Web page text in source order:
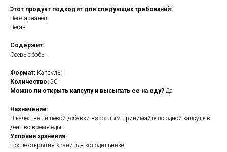
Этот продукт подходит для следующих требований:
Вегетарианец
Веган
Содержит:
Соевые бобы
Формат: Капсулы
Количество: 50
Можно ли открыть капсулу и высыпать ее на еду? Да
Назначение:
В качестве пищевой добавки взрослым принимайте по одной капсуле в
день во время еды.
Условия хранения:
После открытия хранить в холодильнике